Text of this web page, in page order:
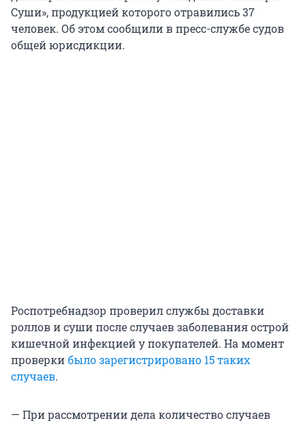
Суши», продукцией которого отравились 37
человек. Об этом сообщили в пресс-службе судов
общей юрисдикции.
Роспотребнадзор проверил службы доставки
роллов и суши после случаев заболевания острой
кишечной инфекцией у покупателей. На момент
проверкибыло зарегистрировано 15 таких
случаев.
— При рассмотрении дела количество случаев